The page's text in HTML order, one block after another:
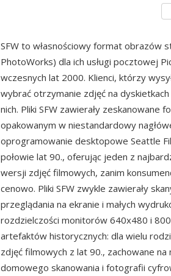
SFW to własnościowy format obrazów
PhotoWorks) dla ich usługi pocztowej
wczesnych lat 2000. Klienci, którzy
wybrać otrzymanie zdjęć na
nich. Pliki SFW zawierały zeskanowane
opakowanym w niestandardowy
oprogramowanie desktopowe Seattle
połowie lat 90., oferując jeden z
wersji zdjęć filmowych, zanim
cenowo. Pliki SFW zwykle zawierały
przeglądania na ekranie i małych
rozdzielczości monitorów 640x480 i
artefaktów historycznych: dla wielu
zdjęć filmowych z lat 90., zachowane
domowego skanowania i fotografii